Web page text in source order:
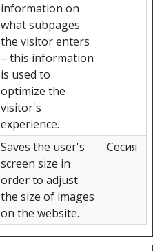
information on
what subpages
the visitor enters
– this information
is used to
optimize the
visitor's
experience.
Saves the user's
screen size in
order to adjust
the size of images
on the website.
Сесия